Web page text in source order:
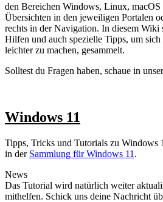
den Bereichen Windows, Linux,
Übersichten in den jeweiligen Portalen
rechts in der Navigation. In diesem Wiki
Hilfen und auch spezielle Tipps, um
leichter zu machen, gesammelt.
Solltest du Fragen haben, schaue in
Windows 11
Tipps, Tricks und Tutorials zu Windows
in der Sammlung für Windows 11 .
News
Das Tutorial wird natürlich weiter
mithelfen. Schick uns deine Nachricht